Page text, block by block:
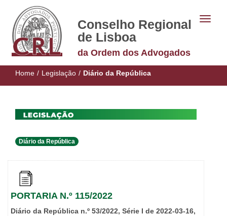
Conselho Regional
de Lisboa
da Ordem dos Advogados
Home / Legislação / Diário da República
Diário da República
PORTARIA N.º 115/2022
Diário da República n.º 53/2022, Série I de 2022-03-16,